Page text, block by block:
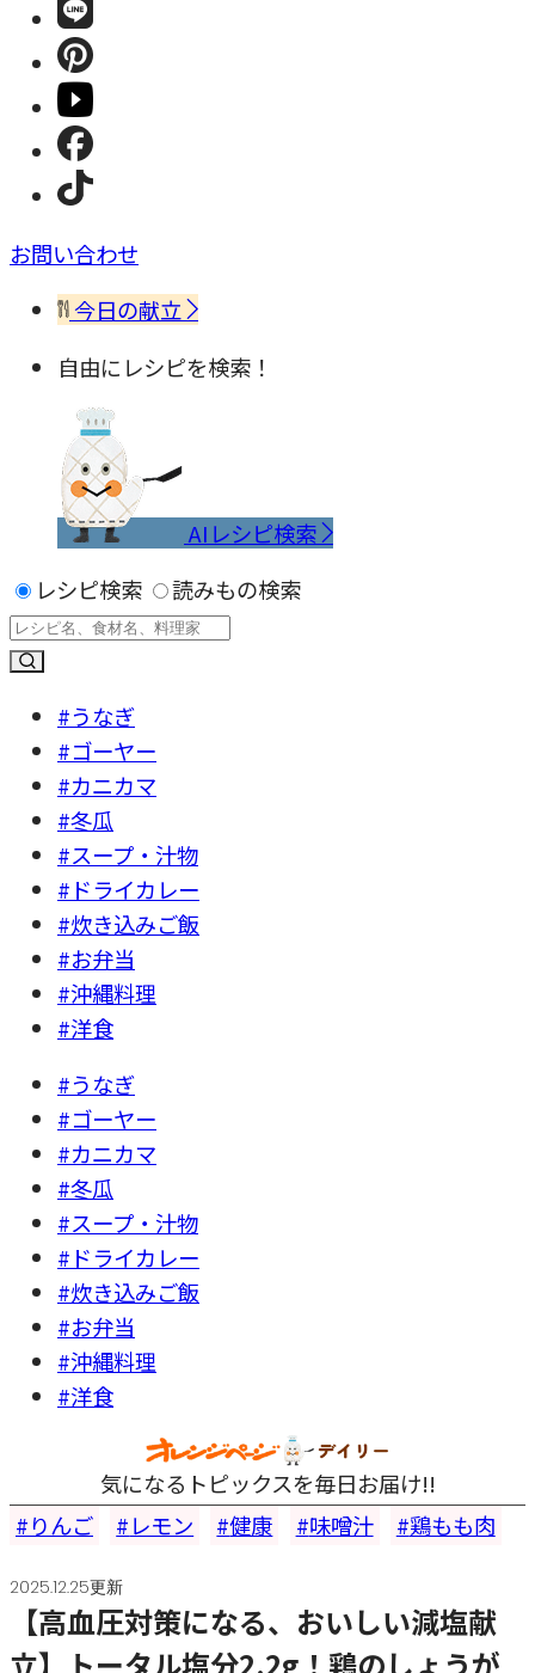
お問い合わせ
今日の献立
自由にレシピを検索！
AIレシピ検索
レシピ検索
読みもの検索
#うなぎ
#ゴーヤー
#カニカマ
#冬瓜
#スープ・汁物
#ドライカレー
#炊き込みご飯
#お弁当
#沖縄料理
#洋食
#うなぎ
#ゴーヤー
#カニカマ
#冬瓜
#スープ・汁物
#ドライカレー
#炊き込みご飯
#お弁当
#沖縄料理
#洋食
気になるトピックスを毎日お届け!!
りんご
レモン 健康 味噌汁 鶏もも肉
2025.12.25更新
【高血圧対策になる、おいしい減塩献
立】トータル塩分2.2g！鶏のしょうが